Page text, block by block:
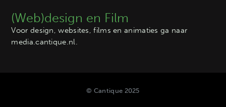
(Web)design en Film
Voor design, websites, films en animaties ga naar
media.cantique.nl.
© Cantique 2025